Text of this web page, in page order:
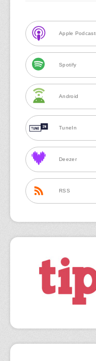
Apple
Spotify
Android
TuneIn
Deezer
RSS